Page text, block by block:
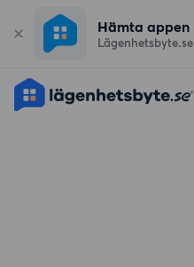
Hämta appen
Lägenhetsbyte.se